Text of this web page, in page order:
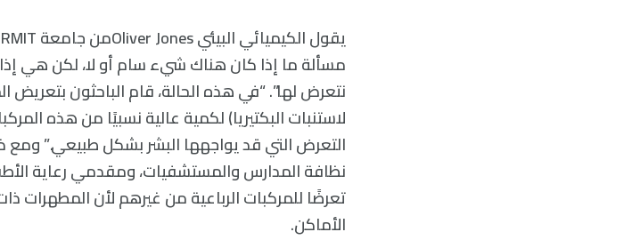
مسألة ما إذا كان هناك شيء سام أو لا، لكن هي
نتعرض لها”. “في هذه الحالة، قام الباحثون
لاستنبات البكتيريا) لكمية عالية نسبيًا من هذه
التعرض التي قد يواجهها البشر بشكل طبيعي.”
نظافة المدارس والمستشفيات، ومقدمي رعاية
تعرضًا للمركبات الرباعية من غيرهم لأن المطهرات
الأماكن.